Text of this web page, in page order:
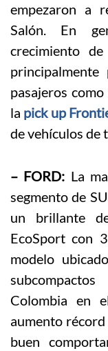
empezaron a
Salón. En
crecimiento
pasajeros como
la pick up
de vehículos de
– FORD: La
segmento de
un brillante
EcoSport con
modelo
Colombia en
aumento
buen